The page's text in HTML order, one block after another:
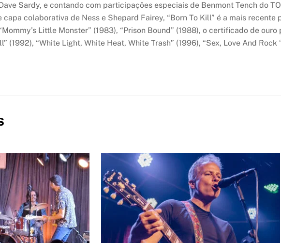
Sardy, e contando com participações especiais de Benmont Tench do
colaborativa de Ness e Shepard Fairey, “Born To Kill” é a mais
Little Monster” (1983), “Prison Bound” (1988), o certificado de
(1992), “White Light, White Heat, White Trash” (1996), “Sex, Love And Rock